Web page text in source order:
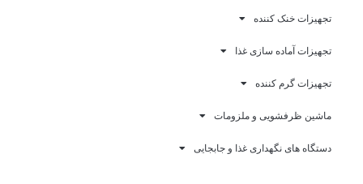
تجهیزات خنک کننده
تجهیزات آماده سازی غذا
تجهیزات گرم کننده
ماشین ظرفشویی و ملزومات
دستگاه های نگهداری غذا و جابجایی